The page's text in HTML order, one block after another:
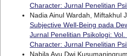
Character: Jurnal Penelitian
Nadia Ainul Wardah, Miftakhul
Subjective Well-Being pada
Jurnal Penelitian Psikologi:
Character: Jurnal Penelitian
Nabila Ayu Dwi